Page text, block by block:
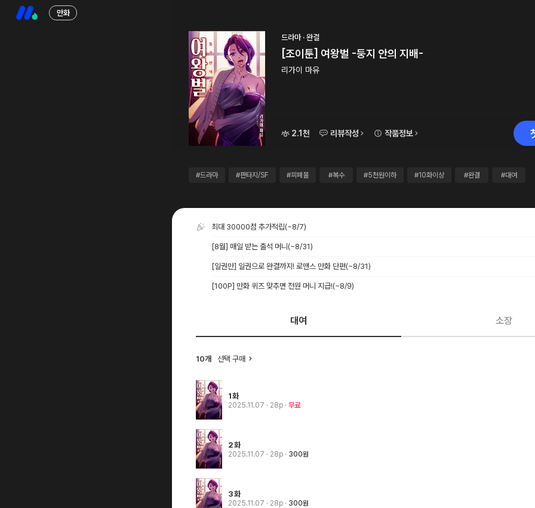
만화
드라마 · 완결
[조이툰] 여왕벌 -둥지 안의 지배-
리가이 마유
2.1천 리뷰작성 작품정보
#드라마 #판타지/SF #피폐물 #복수 #5천원이하 #10화이상 #완결 #대여
최대 30000점 추가적립(~8/7)
[8월] 매일 받는 출석 머니 (~8/31)
[일권만] 일권으로 완결까지! 로맨스 만화 단편(~8/31)
[100P] 만화 퀴즈 맞추면 전원 머니 지급!(~8/9)
대여 소장
10개 선택 구매
1화
2025.11.07 · 28p 무료
2화
2025.11.07 · 28p 300원
3화
2025.11.07 · 28p 300원